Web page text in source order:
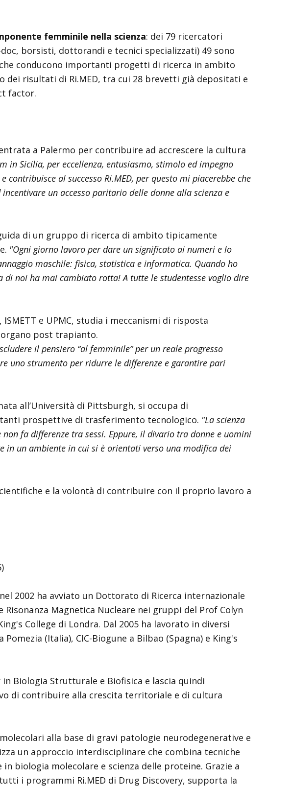
femminile nella scienza: dei 79 ricercatori
borsisti, dottorandi e tecnici specializzati) 49 sono
conducono importanti progetti di ricerca in ambito
risultati di Ri.MED, tra cui 28 brevetti già depositati e
factor.
a Palermo per contribuire ad accrescere la cultura
in Sicilia, per eccellenza, entusiasmo, stimolo ed impegno
al successo Ri.MED, per questo mi piacerebbe che
un accesso paritario delle donne alla scienza e
di un gruppo di ricerca di ambito tipicamente
"Ogni giorno lavoro per dare un significato ai numeri e lo
maschile: fisica, statistica e informatica. Quando ho
noi ha mai cambiato rotta! A tutte le studentesse voglio dire
e UPMC, studia i meccanismi di risposta
post trapianto.
il pensiero “al femminile” per un reale progresso
uno strumento per ridurre le differenze e garantire pari
all’Università di Pittsburgh, si occupa di
prospettive di trasferimento tecnologico. "La scienza
fa differenze tra sessi. Eppure, il divario tra donne e uomini
un ambiente in cui si è orientati verso una modifica dei
e la volontà di contribuire con il proprio lavoro a
2002 ha avviato un Dottorato di Ricerca internazionale
Magnetica Nucleare nei gruppi del Prof Colyn
College di Londra. Dal 2005 ha lavorato in diversi
(Italia), CIC-Biogune a Bilbao (Spagna) e King's
Biologia Strutturale e Biofisica e lascia quindi
di contribuire alla crescita territoriale e di cultura
alla base di gravi patologie neurodegenerative e
un approccio interdisciplinare che combina tecniche
biologia molecolare e scienza delle proteine. Grazie a
i programmi Ri.MED di Drug Discovery, supporta la